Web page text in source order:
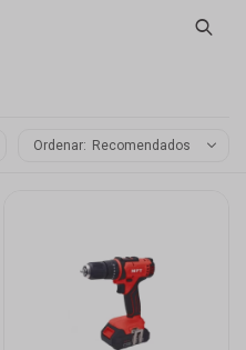
Recomendados